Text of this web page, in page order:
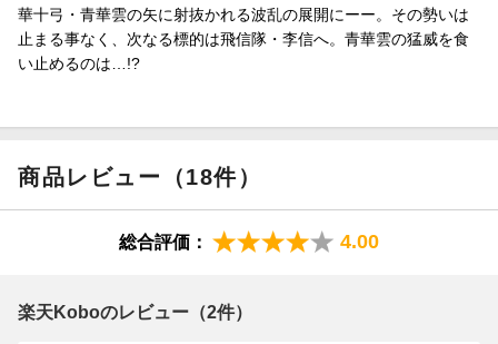
華十弓・青華雲の矢に射抜かれる波乱の展開にーー。その勢いは
止まる事なく、次なる標的は飛信隊・李信へ。青華雲の猛威を食
い止めるのは…!?
商品レビュー（18件）
総合評価： 4.00
楽天Koboのレビュー（2件）